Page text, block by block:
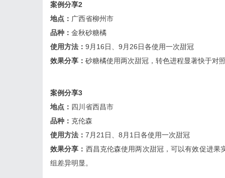
案例分享2
地点： 广西省柳州市
品种： 金秋砂糖橘
使用方法： 9月16日、9月26日各使用一次甜冠
效果分享： 砂糖橘使用两次甜冠，转色进程显著快于对
案例分享3
地点： 四川省西昌市
品种： 克伦森
使用方法： 7月21日、8月1日各使用一次甜冠
效果分享： 西昌克伦森使用两次甜冠，可以有效促进果
组差异明显。